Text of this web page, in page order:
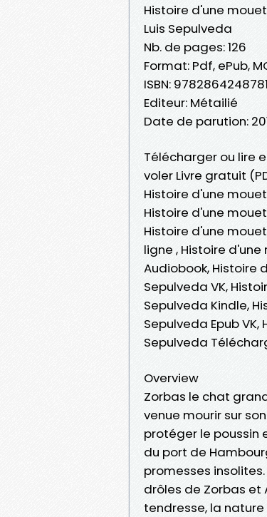
Histoire d'une
Luis Sepulveda
Nb. de pages: 126
Format: Pdf, ePub,
ISBN: 9782864248781
Editeur: Métailié
Date de parution:
Télécharger ou lire
voler Livre gratuit
Histoire d'une
Histoire d'une
Histoire d'une
ligne , Histoire
Audiobook, Histoire
Sepulveda VK,
Sepulveda Kindle,
Sepulveda Epub
Sepulveda
Overview
Zorbas le chat
venue mourir sur
protéger le poussin
du port de
promesses
drôles de Zorbas et
tendresse, la